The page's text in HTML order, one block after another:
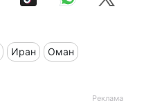
Иран Оман